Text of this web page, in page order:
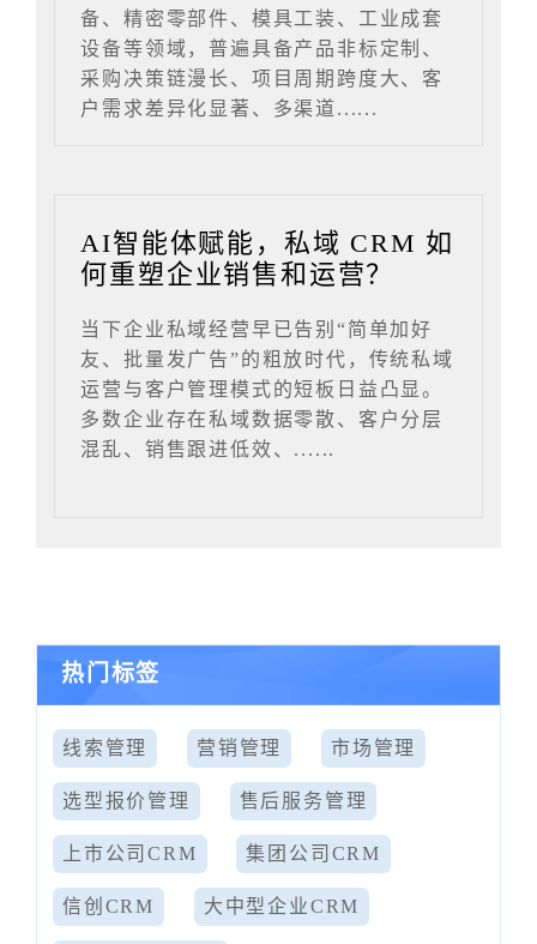
备、精密零部件、模具工装、工业成套
设备等领域，普遍具备产品非标定制、
采购决策链漫长、项目周期跨度大、客
户需求差异化显著、多渠道......
AI智能体赋能，私域 CRM 如
何重塑企业销售和运营？
当下企业私域经营早已告别“简单加好
友、批量发广告”的粗放时代，传统私域
运营与客户管理模式的短板日益凸显。
多数企业存在私域数据零散、客户分层
混乱、销售跟进低效、......
热门标签
线索管理 营销管理 市场管理
选型报价管理 售后服务管理
上市公司CRM 集团公司CRM
信创CRM 大中型企业CRM